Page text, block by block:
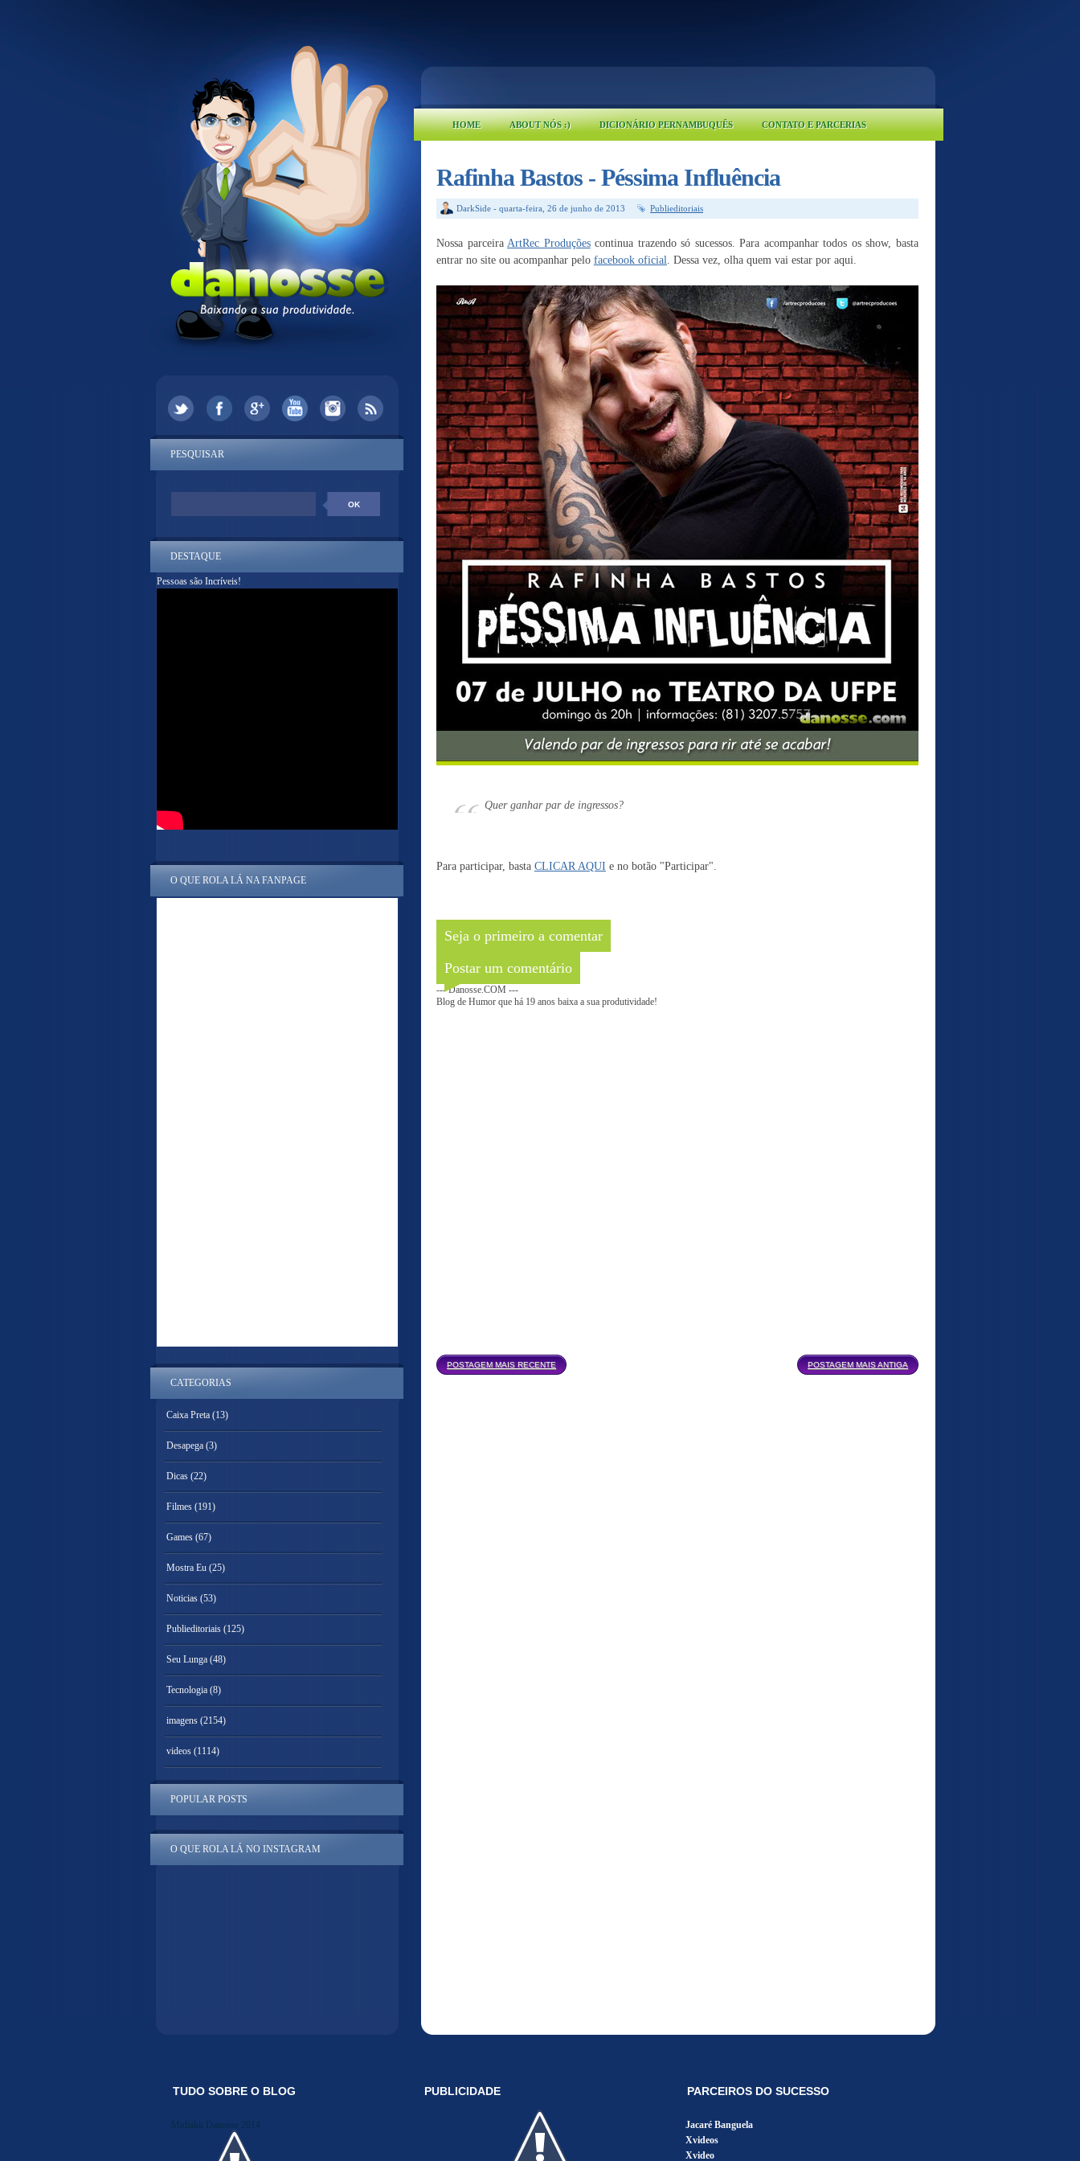
HOME ABOUT NÓS :) DICIONÁRIO PERNAMBUQUÊS CONTATO E PARCERIAS
Rafinha Bastos - Péssima Influência
DarkSide - quarta-feira, 26 de junho de 2013 Publieditoriais
Nossa parceiraArtRec Produçõescontinua trazendo só sucessos. Para acompanhar todos os show, basta
entrar no site ou acompanhar pelo facebook oficial. Dessa vez, olha quem vai estar por aqui.
Quer ganhar par de ingressos?
Para participar, basta CLICAR AQUI e no botão "Participar".
Seja o primeiro a comentar
Postar um comentário
--- Danosse.COM ---
Blog de Humor que há 19 anos baixa a sua produtividade!
POSTAGEM MAIS RECENTE POSTAGEM MAIS ANTIGA
PESQUISAR
DESTAQUE
Pessoas são Incríveis!
O QUE ROLA LÁ NA FANPAGE
CATEGORIAS
Caixa Preta (13)
Desapega (3)
Dicas (22)
Filmes (191)
Games (67)
Mostra Eu (25)
Noticias (53)
Publieditoriais (125)
Seu Lunga (48)
Tecnologia (8)
imagens (2154)
videos (1114)
POPULAR POSTS
O QUE ROLA LÁ NO INSTAGRAM
TUDO SOBRE O BLOG
Midiakit Danosse 2014
PUBLICIDADE PARCEIROS DO SUCESSO
Jacaré Banguela
Xvideos
Xvideo